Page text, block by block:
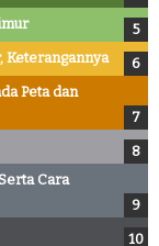
Keterangannya
Peta dan
Cara